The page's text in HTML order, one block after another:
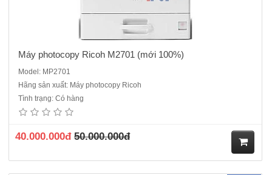
Máy photocopy Ricoh M2701 (mới 100%)
Model: MP2701
Hãng sản xuất: Máy photocopy Ricoh
Tình trạng: Có hàng
40.000.000đ 50.000.000đ
kiện mới 100% ( Hàng chính hãng đầy đủ CO,CQ)Chức năng :
Photocopy- In- Scan mạngTốc độ photo/in: 70 Bản/phútBảng hoạt